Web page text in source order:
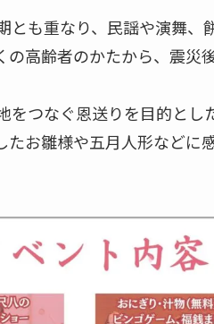
とも重なり、民謡や演舞、
高齢者のかたから、震災
をつなぐ恩送りを目的とし
お雛様や五月人形などに